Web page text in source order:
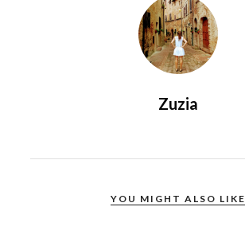
Zuzia
YOU MIGHT ALSO LIKE